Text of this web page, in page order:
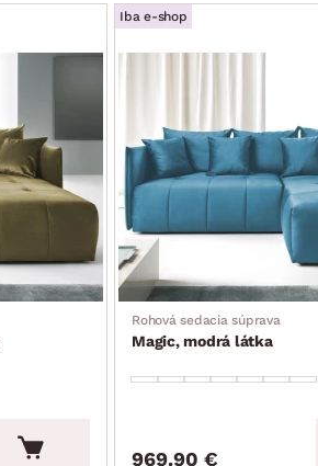
Iba e-shop
Rohová sedacia súprava
Magic, modrá látka
969.90 €